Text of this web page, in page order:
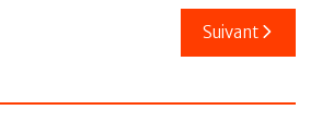
A er
Suivant